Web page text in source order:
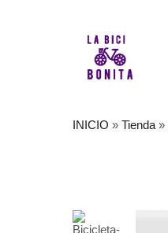
INICIO » Tienda »